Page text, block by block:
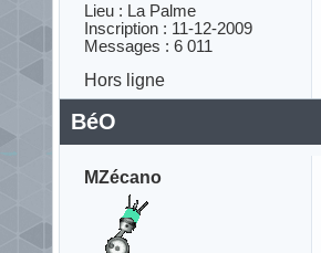
Lieu : La Palme
Inscription : 11-12-2009
Messages : 6 011
Hors ligne
BéO
MZécano